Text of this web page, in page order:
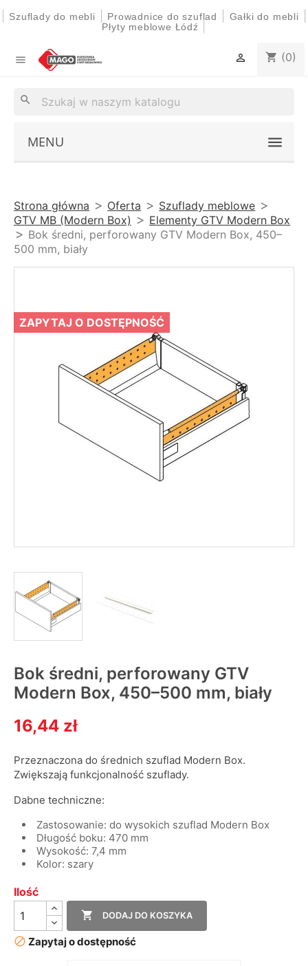
Szuflady do mebli Prowadnice do szuflad Gałki do mebli
Płyty meblowe Łódź
 shopping_cart (0)

search
MENU
Strona główna Oferta
Szuflady meblowe
GTV MB (Modern Box)
Elementy GTV Modern Box
Bok średni, perforowany GTV Modern Box, 450–
500 mm, biały
ZAPYTAJ O DOSTĘPNOŚĆ
Bok średni, perforowany GTV
Modern Box, 450–500 mm, biały
16,44 zł
Przeznaczona do średnich szuflad Modern Box.
Zwiększają funkcjonalność szuflady.
Dabne techniczne:
Zastosowanie: do wysokich szuflad Modern Box
Długość boku: 470 mm
Wysokość: 7,4 mm
Kolor: szary
Ilość
 DODAJ DO KOSZYKA
 Zapytaj o dostępność